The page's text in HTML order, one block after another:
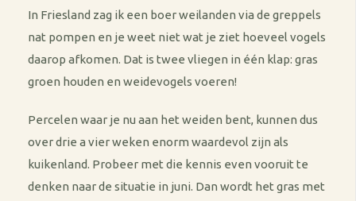
In Friesland zag ik een boer weilanden via de greppels
nat pompen en je weet niet wat je ziet hoeveel vogels
daarop afkomen. Dat is twee vliegen in één klap: gras
groen houden en weidevogels voeren!
Percelen waar je nu aan het weiden bent, kunnen dus
over drie a vier weken enorm waardevol zijn als
kuikenland. Probeer met die kennis even vooruit te
denken naar de situatie in juni. Dan wordt het gras met